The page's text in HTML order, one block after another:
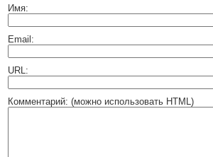
Имя:
Email:
URL:
Комментарий: (можно использовать HTML)